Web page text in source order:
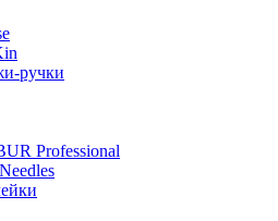
ручки
Professional